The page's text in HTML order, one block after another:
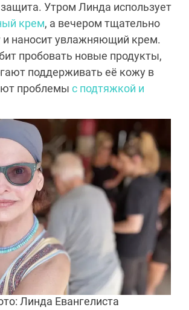
Утром Линда использует
крем, а вечером тщательно
наносит увлажняющий крем.
пробовать новые продукты,
поддерживать её кожу в
проблемы с подтяжкой и
Линда Евангелиста